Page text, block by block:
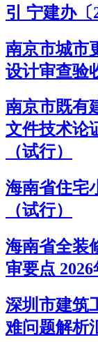
引 宁建办〔
南京市城市
设计审查验
南京市既有
文件技术论
（试行）
海南省住宅
（试行）
海南省全装
审要点 2026
深圳市建筑
难问题解析